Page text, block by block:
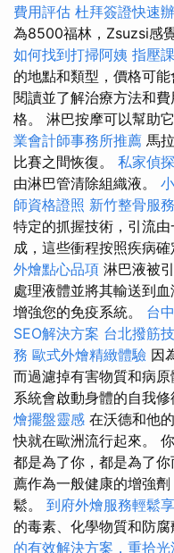
費用評估 杜拜簽證快速
為8500福林，Zsuzsi感
如何找到打掃阿姨 指壓
的地點和類型，價格可能
閱讀並了解治療方法和
格。 淋巴按摩可以幫助
業會計師事務所推薦 馬
比賽之間恢復。 私家偵
由淋巴管清除組織液。
師資格證照 新竹整骨服務
特定的抓握技術，引流
成，這些衝程按照疾病
外燴點心品項 淋巴液被
處理液體並將其輸送到
增強您的免疫系統。 台
SEO解決方案 台北撥筋
務 歐式外燴精緻體驗 因
而過濾掉有害物質和病原
系統會啟動身體的自我修
燴擺盤靈感 在沃德和他
快就在歐洲流行起來。
都是為了你，都是為了你
薦作為一般健康的增強
鬆。 到府外燴服務輕鬆
的毒素、化學物質和防
的有效解決方案，重拾光